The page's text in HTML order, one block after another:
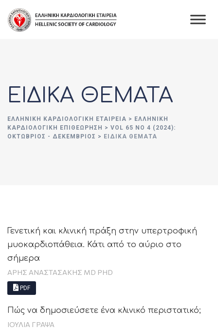
content
ΕΙΔΙΚΑ ΘΕΜΑΤΑ
ΕΛΛΗΝΙΚΉ ΚΑΡΔΙΟΛΟΓΙΚΉ ΕΤΑΙΡΕΊΑ > ΕΛΛΗΝΙΚΗ
ΚΑΡΔΙΟΛΟΓΙΚΗ ΕΠΙΘΕΩΡΗΣΗ > VOL 65 NO 4 (2024):
ΟΚΤΏΒΡΙΟΣ - ΔΕΚΈΜΒΡΙΟΣ > ΕΙΔΙΚΑ ΘΕΜΑΤΑ
Γενετική και κλινική πράξη στην υπερτροφική
μυοκαρδιοπάθεια. Κάτι από το αύριο στο
σήμερα
ΑΡΗΣ ΑΝΑΣΤΑΣΑΚΗΣ MD PHD
PDF
Πώς να δημοσιεύσετε ένα κλινικό περιστατικό;
ΙΟΥΛΙΑ ΓΡΑΨΑ